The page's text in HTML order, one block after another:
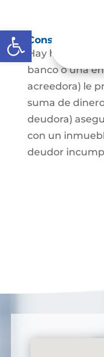
Abrir barra de
Constitución
Hay hipoteca
banco o una
acreedora) le
suma de
deudora)
con un
deudor